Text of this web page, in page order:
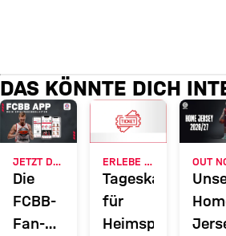
DAS KÖNNTE DICH
JETZT DOWNLOADEN
Die
FCBB-
Fan-
ERLEBE DEN FCBB
Tageskarten
für
Heimspiele
OUT